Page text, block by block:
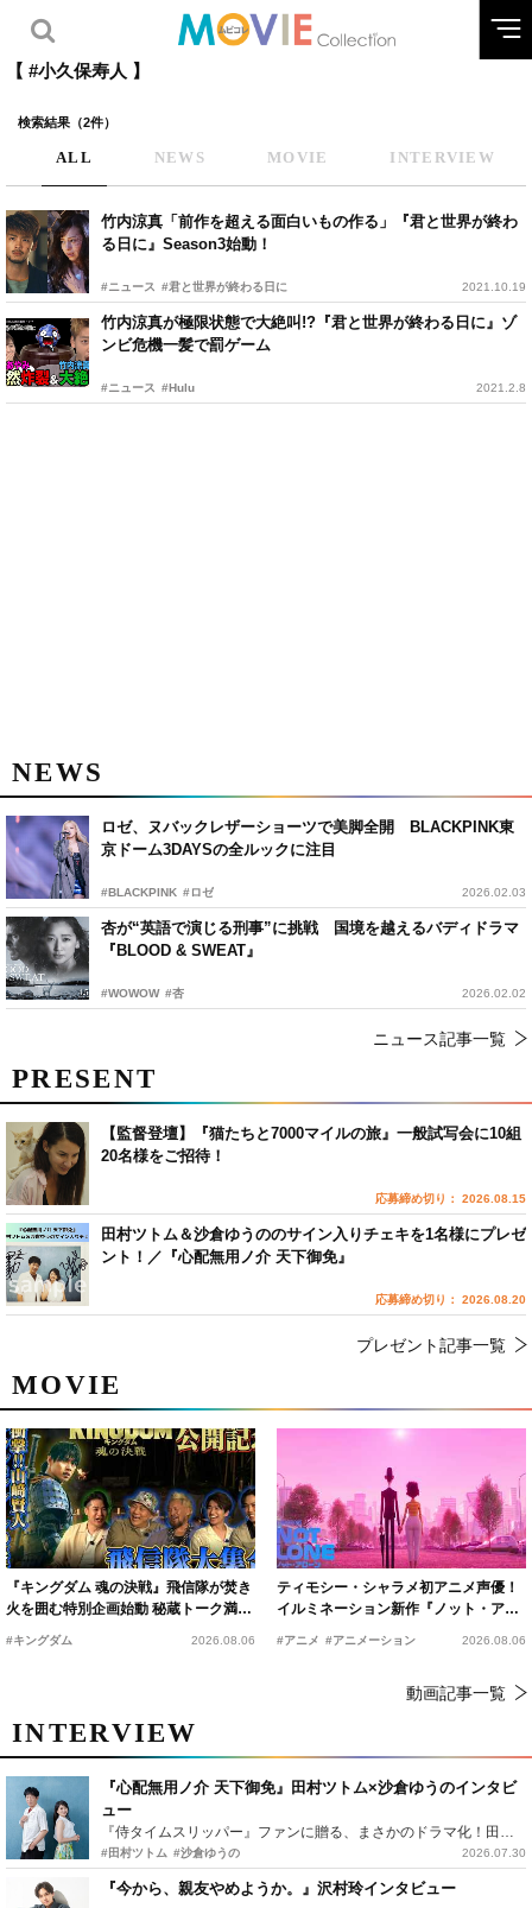
【 #小久保寿人 】
検索結果（2件）
ALL NEWS MOVIE INTERVIEW
竹内涼真「前作を超える面白いもの作る」『君と世界が終わ
る日に』Season3始動！
#ニュース #君と世界が終わる日に 2021.10.19
竹内涼真が極限状態で大絶叫!?『君と世界が終わる日に』ゾ
ンビ危機一髪で罰ゲーム
#ニュース #Hulu 2021.2.8
NEWS
ロゼ、ヌバックレザーショーツで美脚全開 BLACKPINK東
京ドーム3DAYSの全ルックに注目
#BLACKPINK #ロゼ 2026.02.03
杏が“英語で演じる刑事”に挑戦 国境を越えるバディドラマ
『BLOOD & SWEAT』
#WOWOW #杏 2026.02.02
ニュース記事一覧
MOVIE
『キングダム 魂の決戦』飛信隊が焚き
火を囲む特別企画始動 秘蔵トーク満載
の“キングダムキャンプ”開催
#キングダム 2026.08.06
ティモシー・シャラメ初アニメ声優！
イルミネーション新作『ノット・アロ
#アニメ #アニメーション 2026.08.06
動画記事一覧
INTERVIEW
『心配無用ノ介 天下御免』田村ツトム×沙倉ゆうのインタビ
ュー
『侍タイムスリッパー』ファンに贈る、まさかのドラマ化！田村ツトム×沙倉ゆうのが語る『心配無用ノ介』撮影秘話
#田村ツトム #沙倉ゆうの 2026.07.30
『今から、親友やめようか。』沢村玲インタビュー
PRESENT
【監督登壇】『猫たちと7000マイルの旅』一般試写会に10組
20名様をご招待！
応募締め切り： 2026.08.15
田村ツトム＆沙倉ゆうののサイン入りチェキを1名様にプレゼ
ント！／『心配無用ノ介 天下御免』
応募締め切り： 2026.08.20
プレゼント記事一覧